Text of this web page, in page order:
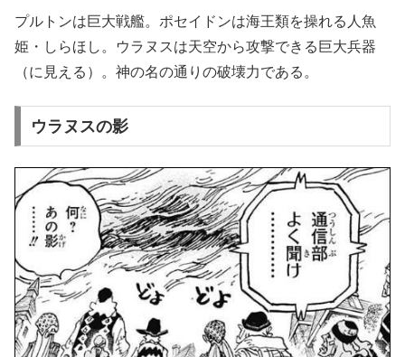
プルトンは巨大戦艦。ポセイドンは海王類を操れる人魚
姫・しらほし。ウラヌスは天空から攻撃できる巨大兵器
（に見える）。神の名の通りの破壊力である。
ウラヌスの影